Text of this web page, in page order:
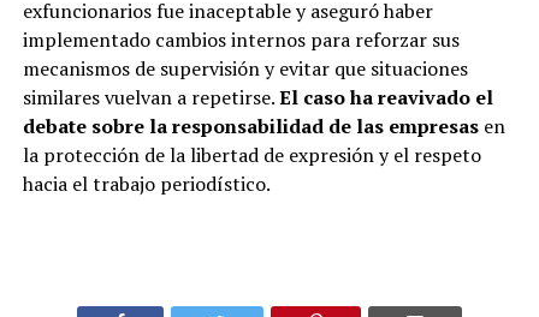
exfuncionarios fue inaceptable y aseguró haber
implementado cambios internos para reforzar sus
mecanismos de supervisión y evitar que situaciones
similares vuelvan a repetirse.El caso ha reavivado el
debate sobre la responsabilidad de las empresasen
la protección de la libertad de expresión y el respeto
hacia el trabajo periodístico.